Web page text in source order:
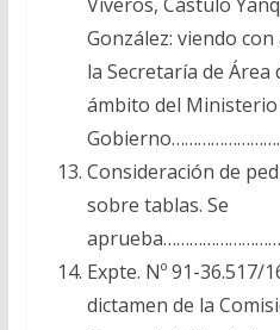
González: viendo
la Secretaría de Área
ámbito del Ministerio
Consideración de
sobre tablas. Se
Expte. Nº 91-36.517/
dictamen de la